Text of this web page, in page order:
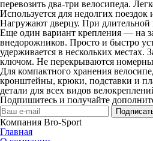
перевозить два-три велосипеда.
Используется для недолгих поездок
Нагружают дверцу. При длительной
Еще один вариант крепления — на
внедорожников. Просто и быстро
удерживается в нескольких местах.
ключом. Не перекрываются
Для компактного хранения
кронштейны, крюки, подставки и
детали для всех видов
Подпишитесь и получайте
Компания Bro-Sport
Главная